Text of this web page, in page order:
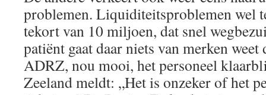
problemen. Liquiditeitsproblemen wel
tekort van 10 miljoen, dat snel
patiënt gaat daar niets van merken
ADRZ, nou mooi, het personeel
Zeeland meldt: „Het is onzeker of het